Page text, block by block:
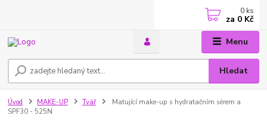
Menu
Hledat
0 ks
za 0 Kč
Úvod MAKE-UP Tvář
Matující make-up s hydratačním sérem a
SPF30 - 525N